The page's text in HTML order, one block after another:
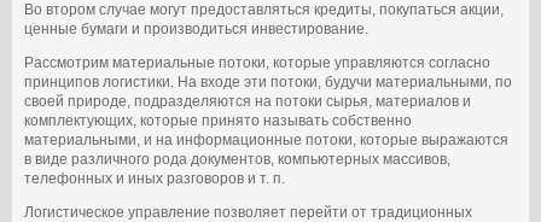
Во втором случае могут предоставляться кредиты, покупаться акции,
ценные бумаги и производиться инвестирование.
Рассмотрим материальные потоки, которые управляются согласно
принципов логистики. На входе эти потоки, будучи материальными, по
своей природе, подразделяются на потоки сырья, материалов и
комплектующих, которые принято называть собственно
материальными, и на информационные потоки, которые выражаются
в виде различного рода документов, компьютерных массивов,
телефонных и иных разговоров и т. п.
Логистическое управление позволяет перейти от традиционных